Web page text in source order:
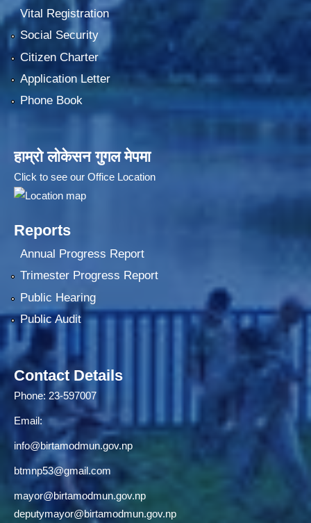
Vital Registration
Social Security
Citizen Charter
Application Letter
Phone Book
हाम्रो लोकेसन गुगल मेपमा
Click to see our Office Location
Reports
Annual Progress Report
Trimester Progress Report
Public Hearing
Public Audit
Contact Details
Phone: 23-597007
Email:
info@birtamodmun.gov.np
btmnp53@gmail.com
mayor@birtamodmun.gov.np
deputymayor@birtamodmun.gov.np